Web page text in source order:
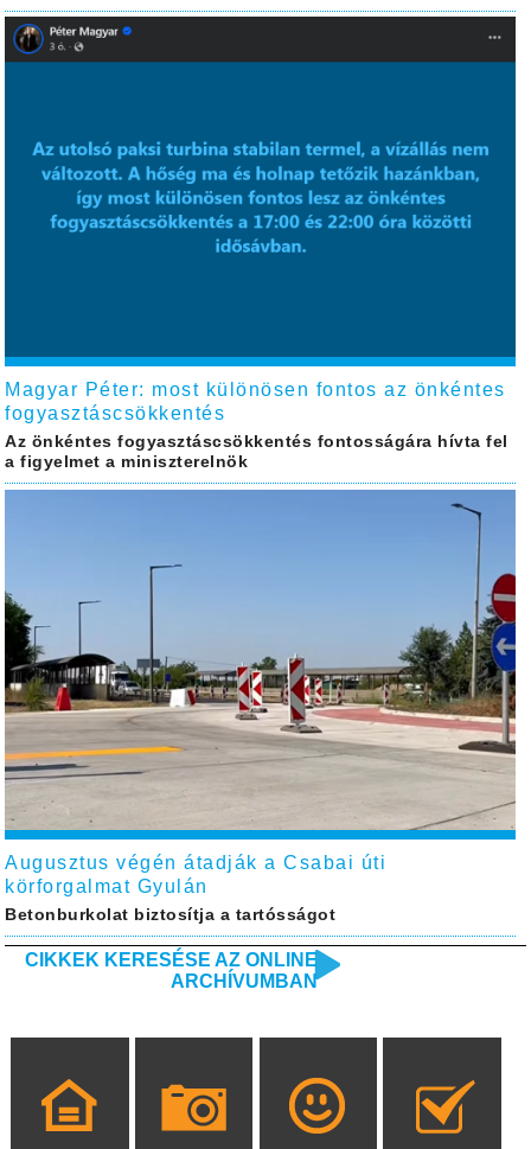
Magyar Péter: most különösen fontos az önkéntes
fogyasztáscsökkentés
Az önkéntes fogyasztáscsökkentés fontosságára hívta fel
a figyelmet a miniszterelnök
Augusztus végén átadják a Csabai úti
körforgalmat Gyulán
Betonburkolat biztosítja a tartósságot
CIKKEK KERESÉSE AZ ONLINE
ARCHÍVUMBAN